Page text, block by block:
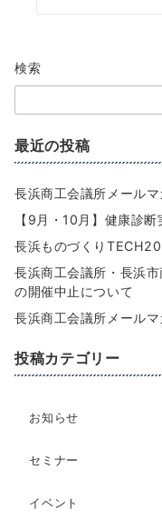
検索
最近の投稿
長浜商工会議所メール
【9月・10月】健康診
長浜ものづくり
長浜商工会議所・長浜
の開催中止について
長浜商工会議所メール
投稿カテゴリー
お知らせ
セミナー
イベント